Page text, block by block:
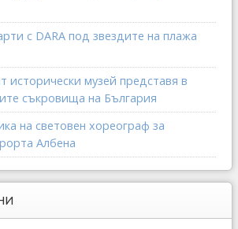
с DARA под звездите на плажа
исторически музей представя в
съкровища на България
на световен хореограф за
Албена